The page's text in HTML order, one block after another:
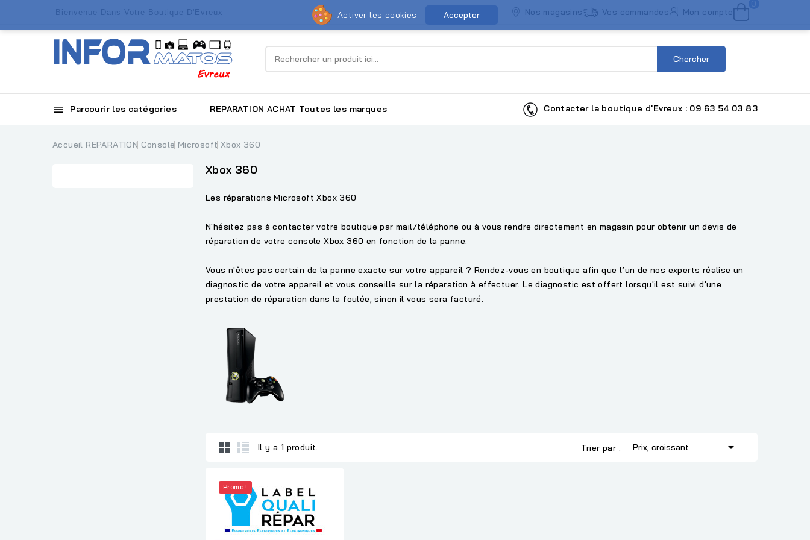
Bienvenue Dans Votre Boutique D'Evreux Nos magasins Vos commandes Mon compte
0
Chercher
 Parcourir les catégories REPARATION ACHAT Toutes les marques Contacter la boutique d'Evreux : 09 63 54 03 83
Accueil REPARATION Console Microsoft Xbox 360
Xbox 360
Les réparations Microsoft Xbox 360
N'hésitez pas à contacter votre boutique par mail/téléphone ou à vous rendre directement en magasin pour obtenir un devis de
réparation de votre console Xbox 360 en fonction de la panne.
Vous n'êtes pas certain de la panne exacte sur votre appareil ? Rendez-vous en boutique afin que l’un de nos experts réalise un
diagnostic de votre appareil et vous conseille sur la réparation à effectuer. Le diagnostic est offert lorsqu'il est suivi d'une
prestation de réparation dans la foulée, sinon il vous sera facturé.
Il y a 1 produit. Trier par : Prix, croissant 
Promo !
Activer les cookies Accepter